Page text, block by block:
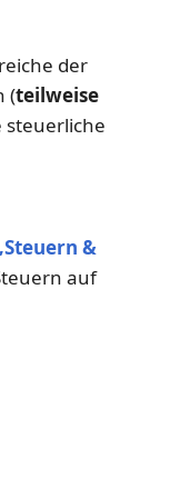
der
(teilweise
steuerliche
&
auf